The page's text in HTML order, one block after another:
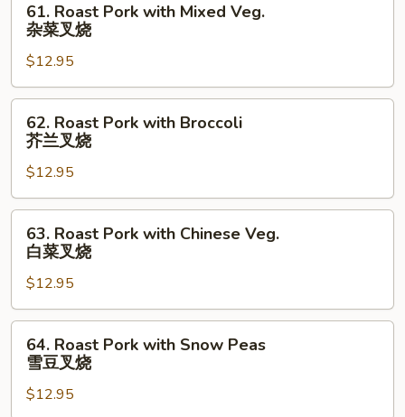
Roast
Pork
with
Mixed
Veg.
烧
61. Roast Pork with Mixed Veg.
杂菜叉烧
$12.95
Roast
Pork
with
Broccoli
芥
62. Roast Pork with Broccoli
芥兰叉烧
$12.95
Roast
Pork
with
Chinese
Veg.
63. Roast Pork with Chinese Veg.
白菜叉烧
$12.95
Roast
Pork
with
64. Roast Pork with Snow Peas
雪豆叉烧
$12.95